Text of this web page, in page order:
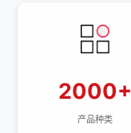
产品种类
2000+